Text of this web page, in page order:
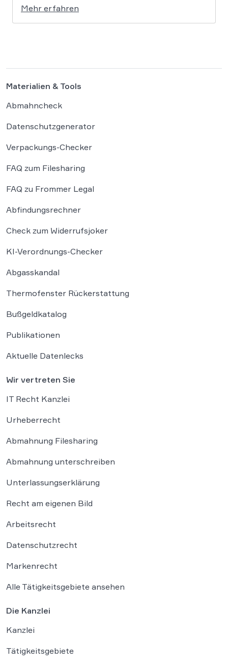
KI-gestützte Umgestaltung zulässig ist, solange
die individuellen kreativen Merkmale des
Mehr erfahren
Materialien & Tools
Abmahncheck
Datenschutzgenerator
Verpackungs-Checker
FAQ zum Filesharing
FAQ zu Frommer Legal
Abfindungsrechner
Check zum Widerrufsjoker
KI-Verordnungs-Checker
Abgasskandal
Thermofenster Rückerstattung
Bußgeldkatalog
Publikationen
Aktuelle Datenlecks
Wir vertreten Sie
IT Recht Kanzlei
Urheberrecht
Abmahnung Filesharing
Abmahnung unterschreiben
Unterlassungserklärung
Recht am eigenen Bild
Arbeitsrecht
Datenschutzrecht
Markenrecht
Alle Tätigkeitsgebiete ansehen
Die Kanzlei
Kanzlei
Tätigkeitsgebiete